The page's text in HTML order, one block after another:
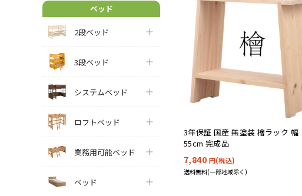
ベッド
2段ベッド
3段ベッド
システムベッド
ロフトベッド
業務用可能ベッド
ベッド
3年保証 国産 無塗装 檜ラック 幅
55cm 完成品
7,840 円(税込)
送料無料(一部地域除く)